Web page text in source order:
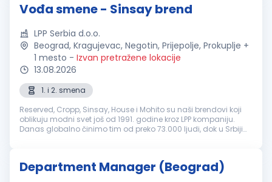
Vođa smene - Sinsay brend
LPP Serbia d.o.o.
Beograd, Kragujevac, Negotin, Prijepolje, Prokuplje +
1 mesto - Izvan pretražene lokacije
13.08.2026
1. i 2. smena
Reserved, Cropp, Sinsay, House i Mohito su naši brendovi koji
oblikuju modni svet još od 1991. godine kroz LPP kompaniju.
Danas globalno činimo tim od preko 73.000 ljudi, dok u Srbiji
Department Manager (Beograd)